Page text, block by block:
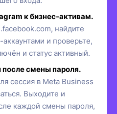
к бизнес-активам.
найдите
и проверьте,
и статус активный.
после смены пароля.
сессия в Meta Business
Выходите и
каждой смены пароля,